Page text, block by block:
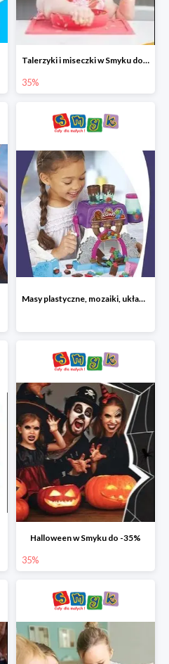
Talerzyki i miseczki w Smyku do -35%
35%
Masy plastyczne, mozaiki, układanki do -45%
Halloween w Smyku do -35%
35%